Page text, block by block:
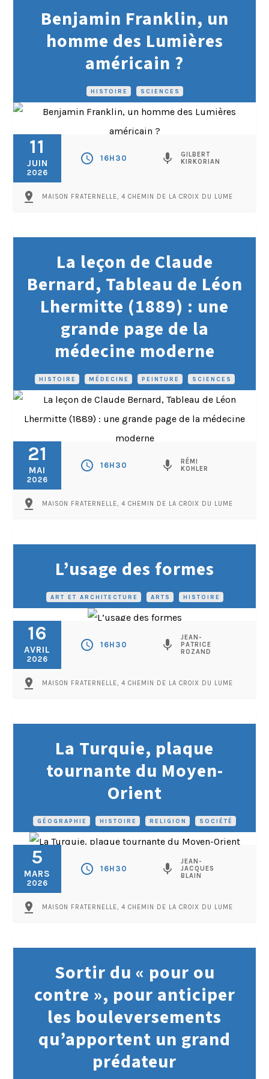
HISTOIRE SCIENCES
Benjamin Franklin, un
homme des Lumières
américain ?
11
JUIN
2026
schedule 16H30 mic
GILBERT
KIRKORIAN
pin_drop MAISON FRATERNELLE, 4 CHEMIN DE LA CROIX DU LUME
HISTOIRE MÉDECINE PEINTURE SCIENCES
La leçon de Claude
Bernard, Tableau de Léon
Lhermitte (1889) : une
grande page de la
médecine moderne
21
MAI
2026
schedule 16H30 mic
RÉMI
KOHLER
pin_drop MAISON FRATERNELLE, 4 CHEMIN DE LA CROIX DU LUME
ART ET ARCHITECTURE ARTS HISTOIRE
L’usage des formes
16
AVRIL
2026
schedule 16H30 mic
JEAN-
PATRICE
ROZAND
pin_drop MAISON FRATERNELLE, 4 CHEMIN DE LA CROIX DU LUME
GÉOGRAPHIE HISTOIRE RELIGION SOCIÉTÉ
La Turquie, plaque
tournante du Moyen-
Orient
5
MARS
2026
schedule 16H30 mic
JEAN-
JACQUES
BLAIN
pin_drop MAISON FRATERNELLE, 4 CHEMIN DE LA CROIX DU LUME
Sortir du « pour ou
contre », pour anticiper
les bouleversements
qu’apportent un grand
prédateur